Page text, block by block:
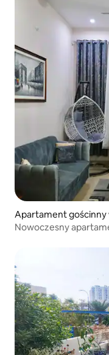
Apartament gościnny
Nowoczesny